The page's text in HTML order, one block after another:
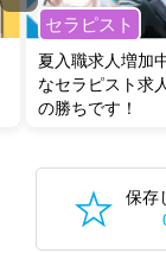
セラピスト
夏入職求人増加
なセラピスト求
の勝ちです！
保存